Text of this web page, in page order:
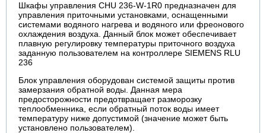
Шкафы управления CHU 236-W-1R0 предназначен для
управления приточными установками, оснащенными
системами водяного нагрева и водяного или фреонового
охлаждения воздуха. Данный блок может обеспечивает
плавную регулировку температуры приточного воздуха
заданную пользователем на контроллере SIEMENS RLU
236
Блок управления оборудован системой защиты против
замерзания обратной воды. Данная мера
предосторожности предотвращает разморозку
теплообменника, если обратный поток воды имеет
температуру ниже допустимой (значение может быть
установлено пользователем).